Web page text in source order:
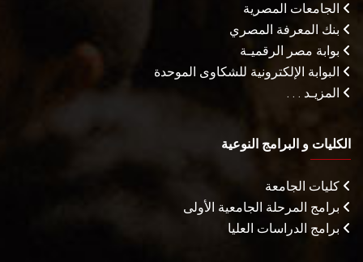
الجامعات المصرية
بنك المعرفة المصري
بوابة مصر الرقميـة
البوابة الإلكترونية للشكاوى الموحدة
المزيـد . . .
الكليات و البرامج النوعية
كليات الجامعة
برامج المرحلة الجامعية الأولى
برامج الدراسات العليا